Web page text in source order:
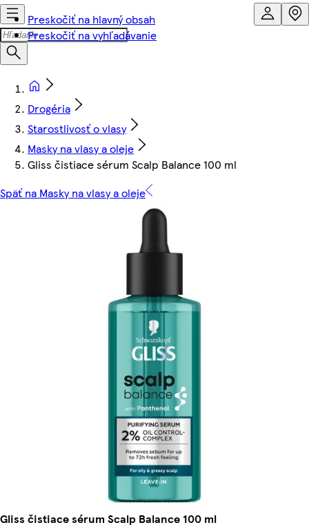
Preskočiť na hlavný obsah
Preskočiť na vyhľadávanie
Drogéria
Starostlivosť o vlasy
Masky na vlasy a oleje
Gliss čistiace sérum Scalp Balance 100 ml
Späť na Masky na vlasy a oleje
Gliss čistiace sérum Scalp Balance 100 ml